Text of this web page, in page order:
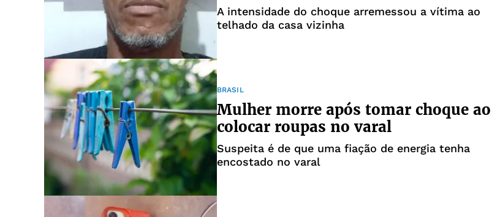
A intensidade do choque arremessou a vítima ao
telhado da casa vizinha
BRASIL
Mulher morre após tomar choque ao
colocar roupas no varal
Suspeita é de que uma fiação de energia tenha
encostado no varal